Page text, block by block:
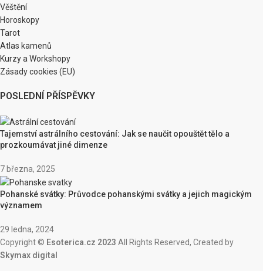
Věštění
Horoskopy
Tarot
Atlas kamenů
Kurzy a Workshopy
Zásady cookies (EU)
POSLEDNÍ PŘÍSPĚVKY
Tajemství astrálního cestování: Jak se naučit opouštět tělo a
prozkoumávat jiné dimenze
7 března, 2025
Pohanské svátky: Průvodce pohanskými svátky a jejich magickým
významem
29 ledna, 2024
Copyright © Esoterica.cz 2023 All Rights Reserved, Created by
Skymax digital